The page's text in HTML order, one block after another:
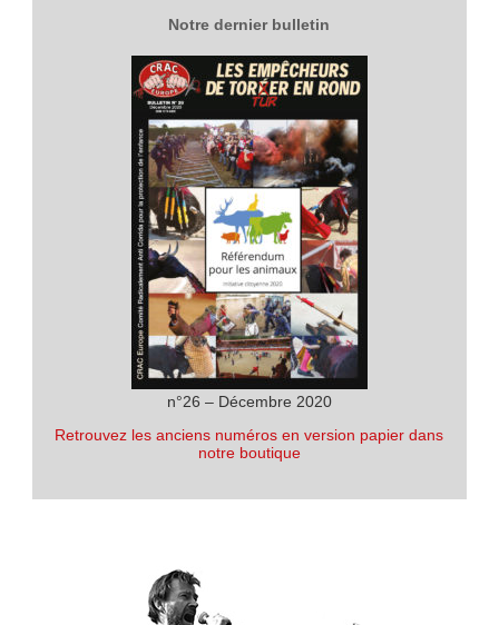
Notre dernier bulletin
n°26 – Décembre 2020
Retrouvez les anciens numéros en version papier dans
notre boutique